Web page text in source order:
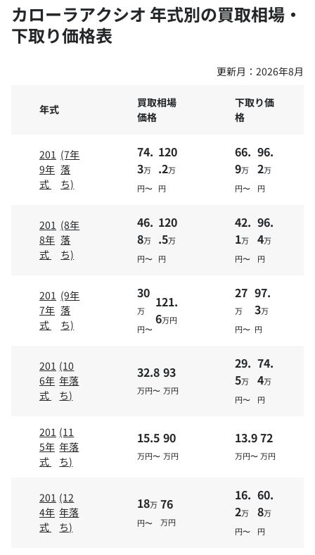
カローラアクシオ 年式別の買取相場・
下取り価格表
更新月： 2026年8月
年式
買取相場
価格
下取り価
格
201
9年
式
(7年
落
ち)
74.
3万
円〜
120
.2万
円
66.
9万
円〜
96.
2万
円
201
8年
式
(8年
落
ち)
46.
8万
円〜
120
.5万
円
42.
1万
円〜
96.
4万
円
201
7年
式
(9年
落
ち)
30
万
円〜
121.
6万円
27
万
円〜
97.
3万
円
201
6年
式
(10
年落
ち)
32.8
万円〜
93
万円
29.
5万
円〜
74.
4万
円
201
5年
式
(11
年落
ち)
15.5
万円〜
90
万円
13.9
万円〜
72
万円
201
4年
式
(12
年落
ち)
18万
円〜
76
万円
16.
2万
円〜
60.
8万
円